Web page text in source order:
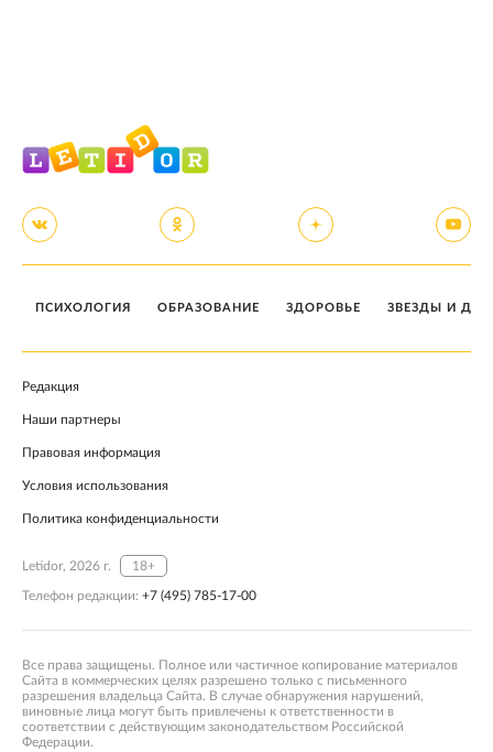
ПСИХОЛОГИЯ ОБРАЗОВАНИЕ ЗДОРОВЬЕ ЗВЕЗДЫ И
Редакция
Наши партнеры
Правовая информация
Условия использования
Политика конфиденциальности
Letidor, 2026 г. 18+
Телефон редакции: +7 (495) 785-17-00
Все права защищены. Полное или частичное копирование материалов
Сайта в коммерческих целях разрешено только с письменного
разрешения владельца Сайта. В случае обнаружения нарушений,
виновные лица могут быть привлечены к ответственности в
соответствии с действующим законодательством Российской
Федерации.